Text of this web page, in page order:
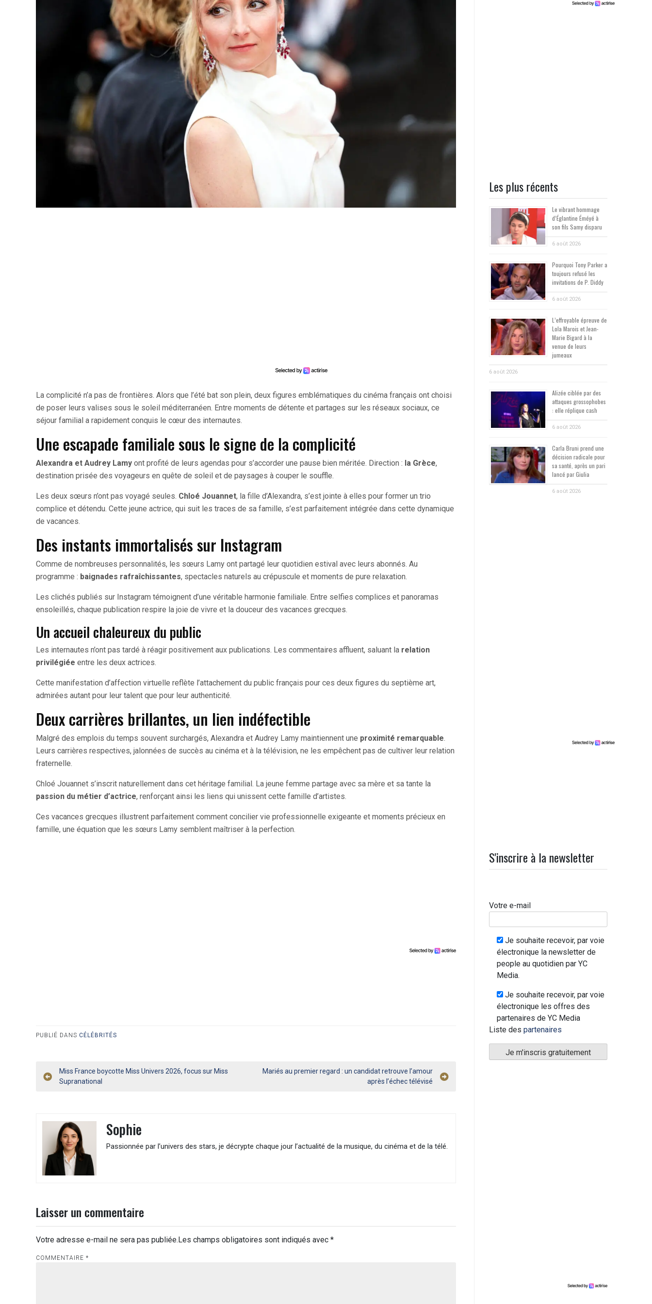
La complicité n’a pas de frontières. Alors que l’été bat son plein, deux figures emblématiques du cinéma français ont choisi
de poser leurs valises sous le soleil méditerranéen. Entre moments de détente et partages sur les réseaux sociaux, ce
séjour familial a rapidement conquis le cœur des internautes.
Une escapade familiale sous le signe de la complicité
Alexandra et Audrey Lamy ont profité de leurs agendas pour s’accorder une pause bien méritée. Direction : la Grèce,
destination prisée des voyageurs en quête de soleil et de paysages à couper le souffle.
Les deux sœurs n’ont pas voyagé seules. Chloé Jouannet, la fille d’Alexandra, s’est jointe à elles pour former un trio
complice et détendu. Cette jeune actrice, qui suit les traces de sa famille, s’est parfaitement intégrée dans cette dynamique
de vacances.
Des instants immortalisés sur Instagram
Comme de nombreuses personnalités, les sœurs Lamy ont partagé leur quotidien estival avec leurs abonnés. Au
programme : baignades rafraîchissantes, spectacles naturels au crépuscule et moments de pure relaxation.
Les clichés publiés sur Instagram témoignent d’une véritable harmonie familiale. Entre selfies complices et panoramas
ensoleillés, chaque publication respire la joie de vivre et la douceur des vacances grecques.
Un accueil chaleureux du public
Les internautes n’ont pas tardé à réagir positivement aux publications. Les commentaires affluent, saluant la relation
privilégiée entre les deux actrices.
Cette manifestation d’affection virtuelle reflète l’attachement du public français pour ces deux figures du septième art,
admirées autant pour leur talent que pour leur authenticité.
Deux carrières brillantes, un lien indéfectible
Malgré des emplois du temps souvent surchargés, Alexandra et Audrey Lamy maintiennent une proximité remarquable.
Leurs carrières respectives, jalonnées de succès au cinéma et à la télévision, ne les empêchent pas de cultiver leur relation
fraternelle.
Chloé Jouannet s’inscrit naturellement dans cet héritage familial. La jeune femme partage avec sa mère et sa tante la
passion du métier d’actrice, renforçant ainsi les liens qui unissent cette famille d’artistes.
Ces vacances grecques illustrent parfaitement comment concilier vie professionnelle exigeante et moments précieux en
famille, une équation que les sœurs Lamy semblent maîtriser à la perfection.
PUBLIÉ DANS CÉLÉBRITÉS
Navigation
Miss France boycotte Miss Univers 2026, focus sur Miss
Supranational
Mariés au premier regard : un candidat retrouve l’amour
après l’échec télévisé
Sophie
Passionnée par l’univers des stars, je décrypte chaque jour l’actualité de la musique, du cinéma et de la télé.
Laisser un commentaire
Votre adresse e-mail ne sera pas publiée. Les champs obligatoires sont indiqués avec *
COMMENTAIRE *
Les plus récents
Le vibrant hommage
d’Églantine Éméyé à
son fils Samy disparu
6 août 2026
Pourquoi Tony Parker a
toujours refusé les
invitations de P. Diddy
6 août 2026
L’effroyable épreuve de
Lola Marois et Jean-
Marie Bigard à la
venue de leurs
jumeaux
6 août 2026
Alizée ciblée par des
attaques grossophobes
: elle réplique cash
6 août 2026
Carla Bruni prend une
décision radicale pour
sa santé, après un pari
lancé par Giulia
6 août 2026
S'inscrire à la newsletter
Votre e-mail
Je souhaite recevoir, par voie
électronique la newsletter de
people au quotidien par YC
Media.
Je souhaite recevoir, par voie
électronique les offres des
partenaires de YC Media
Liste des partenaires